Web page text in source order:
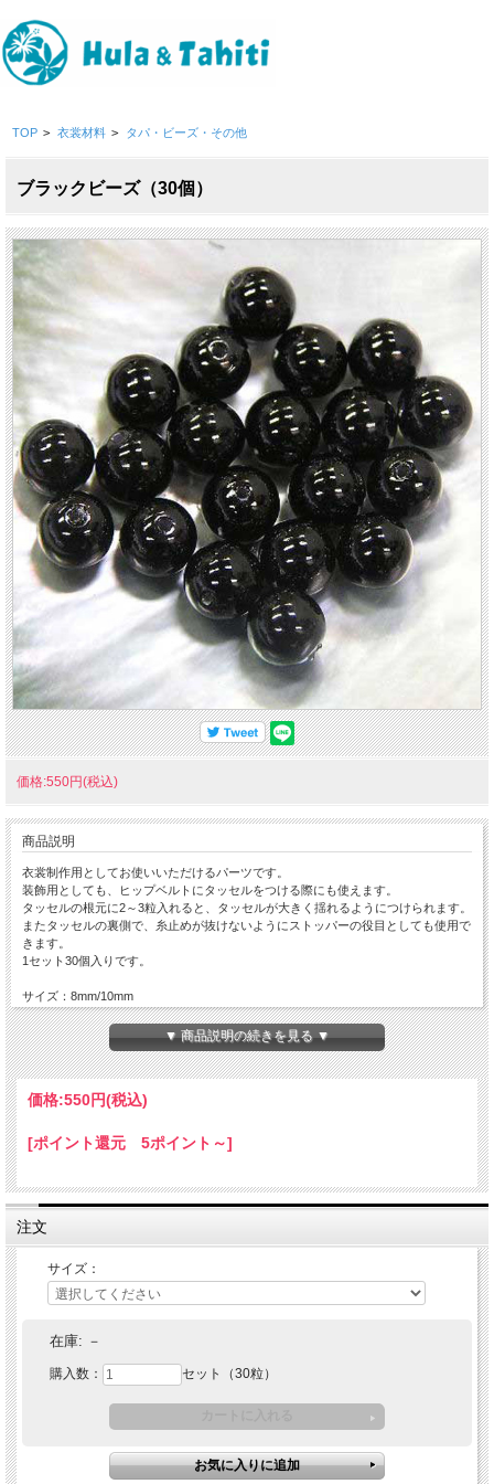
TOP > 衣裳材料 > タパ・ビーズ・その他
ブラックビーズ（30個）
価格:550円(税込)
商品説明
衣裳制作用としてお使いいただけるパーツです。
装飾用としても、ヒップベルトにタッセルをつける際にも使えます。
タッセルの根元に2～3粒入れると、タッセルが大きく揺れるようにつけられます。
またタッセルの裏側で、糸止めが抜けないようにストッパーの役目としても使用で
きます。
1セット30個入りです。
サイズ：8mm/10mm
▼ 商品説明の続きを見る ▼
価格:550円(税込)
[ポイント還元 5ポイント～]
注文
サイズ：
在庫: －
購入数： セット（30粒）